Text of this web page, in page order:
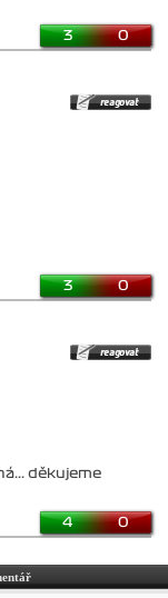
3 0
3 0
děkujeme
4 0